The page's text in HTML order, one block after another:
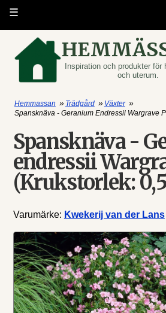
Inspiration och produkter för
och uterum.
☰
Hemmassan » Trädgård » Växter »
Spansknäva - Geranium Endressii Wargrave
Spansknäva -
endressii
(Krukstorlek:
Varumärke: Kwekerij van der Lans